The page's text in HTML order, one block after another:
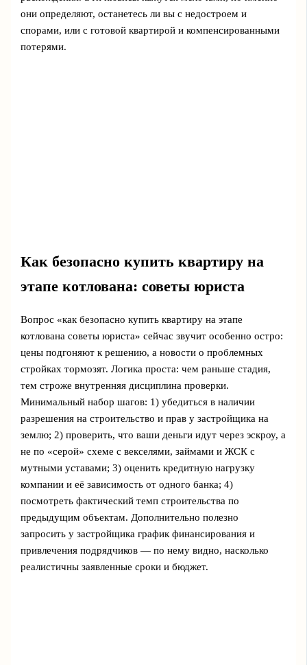
они определяют, останетесь ли вы с недостроем и
спорами, или с готовой квартирой и компенсированными
потерями.
Как безопасно купить квартиру на
этапе котлована: советы юриста
Вопрос «как безопасно купить квартиру на этапе
котлована советы юриста» сейчас звучит особенно остро:
цены подгоняют к решению, а новости о проблемных
стройках тормозят. Логика проста: чем раньше стадия,
тем строже внутренняя дисциплина проверки.
Минимальный набор шагов: 1) убедиться в наличии
разрешения на строительство и прав у застройщика на
землю; 2) проверить, что ваши деньги идут через эскроу, а
не по «серой» схеме с векселями, займами и ЖСК с
мутными уставами; 3) оценить кредитную нагрузку
компании и её зависимость от одного банка; 4)
посмотреть фактический темп строительства по
предыдущим объектам. Дополнительно полезно
запросить у застройщика график финансирования и
привлечения подрядчиков — по нему видно, насколько
реалистичны заявленные сроки и бюджет.